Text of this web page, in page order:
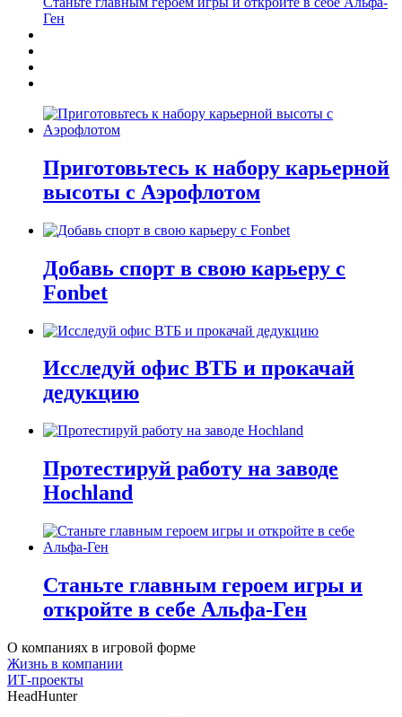
Ген
Приготовьтесь к набору карьерной
высоты с Аэрофлотом
Добавь спорт в свою карьеру с
Fonbet
Исследуй офис ВТБ и прокачай
дедукцию
Протестируй работу на заводе
Hochland
Станьте главным героем игры и
откройте в себе Альфа-Ген
О компаниях в игровой форме
Жизнь в компании
ИТ-проекты
HeadHunter